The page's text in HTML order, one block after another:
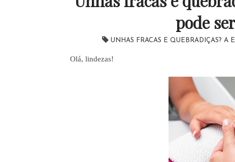
pode
UNHAS FRACAS E QUEBRADIÇAS? A
Olá, lindezas!